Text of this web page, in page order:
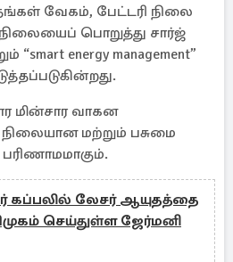
வேகம், பேட்டரி நிலை
பொறுத்து சார்ஜ்
energy management”
மின்சார வாகன
நிலையான மற்றும் பசுமை
கப்பலில் லேசர் ஆயுதத்தை
செய்துள்ள ஜேர்மனி